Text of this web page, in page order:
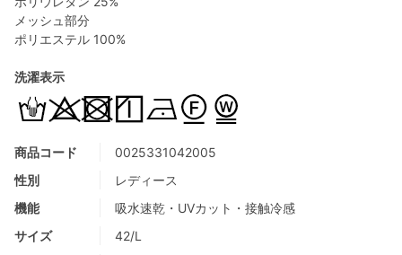
商品コード
0025331042005
性別
レディース
機能
吸水速乾・UVカット・接触冷感
サイズ
42/L
メッシュ部分
ポリエステル 100%
洗濯表示